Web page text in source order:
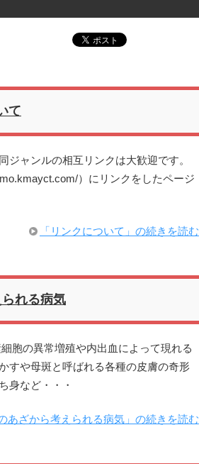
て
ジャンルの相互リンクは大歓迎です。
）にリンクをしたページ
「リンクについて」の続きを読む
れる病気
胞の異常増殖や内出血によって現れる
すや母斑と呼ばれる各種の皮膚の奇形
身など・・・
あざから考えられる病気」の続きを読む